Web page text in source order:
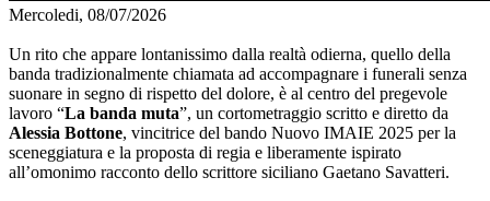
Mercoledi, 08/07/2026
Un rito che appare lontanissimo dalla realtà odierna, quello della
banda tradizionalmente chiamata ad accompagnare i funerali senza
suonare in segno di rispetto del dolore, è al centro del pregevole
lavoro “La banda muta”, un cortometraggio scritto e diretto da
Alessia Bottone, vincitrice del bando Nuovo IMAIE 2025 per la
sceneggiatura e la proposta di regia e liberamente ispirato
all’omonimo racconto dello scrittore siciliano Gaetano Savatteri.